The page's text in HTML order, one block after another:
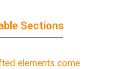
Sections
elements come